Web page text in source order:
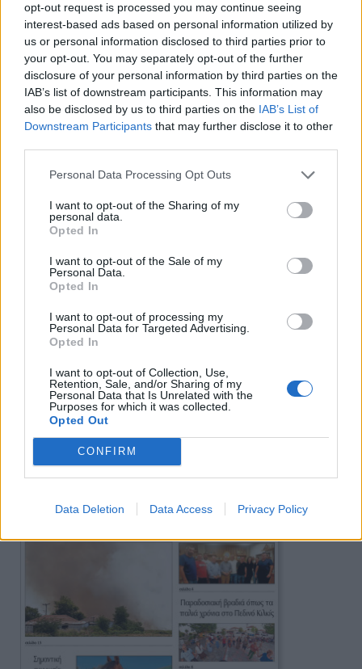
opt-out request is processed you may continue seeing
interest-based ads based on personal information utilized by
us or personal information disclosed to third parties prior to
your opt-out. You may separately opt-out of the further
disclosure of your personal information by third parties on the
IAB’s list of downstream participants. This information may
also be disclosed by us to third parties on the IAB’s List of
Downstream Participants that may further disclose it to other
Personal Data Processing Opt Outs
I want to opt-out of the Sharing of my
personal data.
Opted In
I want to opt-out of the Sale of my
Personal Data.
Opted In
I want to opt-out of processing my
Personal Data for Targeted Advertising.
Opted In
I want to opt-out of Collection, Use,
Retention, Sale, and/or Sharing of my
Personal Data that Is Unrelated with the
Purposes for which it was collected.
Opted Out
CONFIRM
Data Deletion Data Access Privacy Policy
Πρωινή